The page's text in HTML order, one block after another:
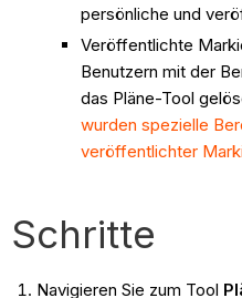
persönliche und
Veröffentlichte
Benutzern mit der
das Pläne-Tool
wurden spezielle
veröffentlichter
Schritte
Navigieren Sie zum Tool